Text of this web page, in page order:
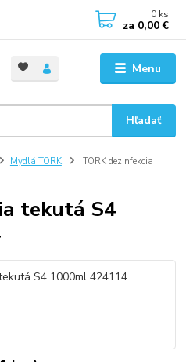
Menu
Hľadať
0 ks
za 0,00 €
Mydlá TORK
TORK dezinfekcia
tekutá S4